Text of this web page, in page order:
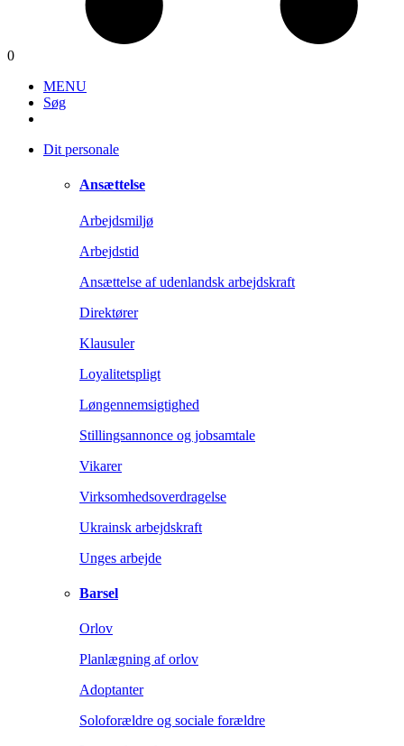
0
MENU
Søg
Dit personale
Ansættelse
Arbejdsmiljø
Arbejdstid
Ansættelse af udenlandsk arbejdskraft
Direktører
Klausuler
Loyalitetspligt
Løngennemsigtighed
Stillingsannonce og jobsamtale
Vikarer
Virksomhedsoverdragelse
Ukrainsk arbejdskraft
Unges arbejde
Barsel
Orlov
Planlægning af orlov
Adoptanter
Soloforældre og sociale forældre